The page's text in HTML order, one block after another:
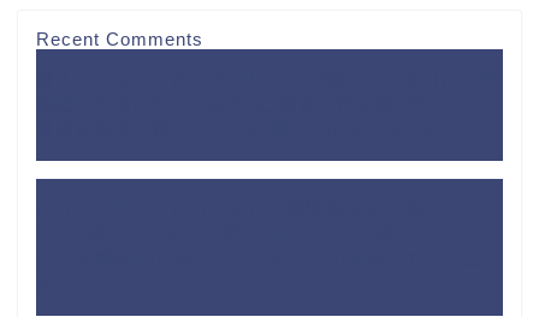
Recent Comments